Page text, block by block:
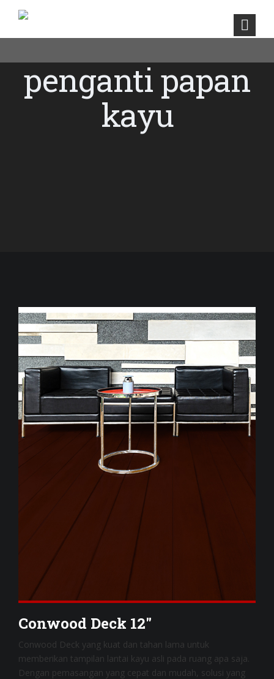
penganti papan
kayu
Conwood Deck 12″
Conwood Deck yang kuat dan tahan lama untuk
memberikan tampilan lantai kayu asli pada ruang apa saja.
Dengan pemasangan yang cepat dan mudah, solusi yang